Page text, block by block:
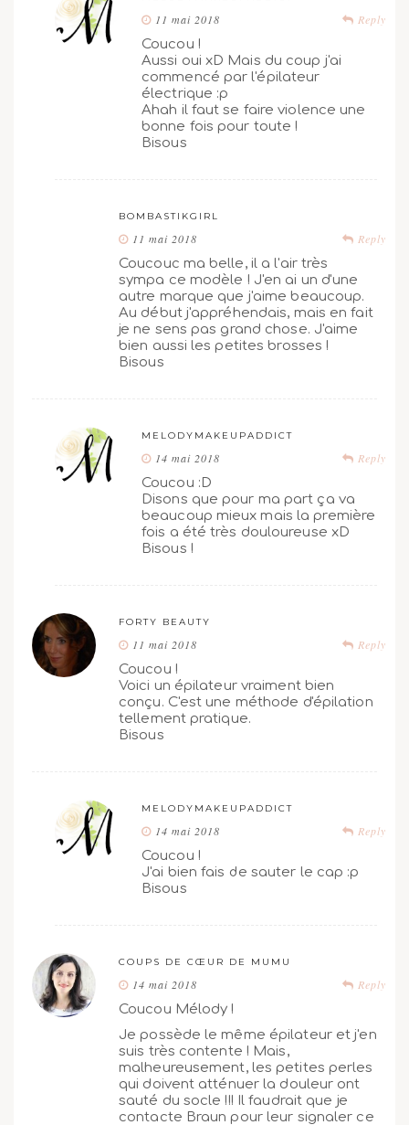
Reply
11 mai 2018
Coucou !
Aussi oui xD Mais du coup j'ai
commencé par l'épilateur
électrique :p
Ahah il faut se faire violence une
bonne fois pour toute !
Bisous
BOMBASTIKGIRL
Reply
11 mai 2018
Coucouc ma belle, il a l'air très
sympa ce modèle ! J'en ai un d'une
autre marque que j'aime beaucoup.
Au début j'appréhendais, mais en fait
je ne sens pas grand chose. J'aime
bien aussi les petites brosses !
Bisous
MELODYMAKEUPADDICT
Reply
14 mai 2018
Coucou :D
Disons que pour ma part ça va
beaucoup mieux mais la première
fois a été très douloureuse xD
Bisous !
FORTY BEAUTY
Reply
11 mai 2018
Coucou !
Voici un épilateur vraiment bien
conçu. C'est une méthode d'épilation
tellement pratique.
Bisous
MELODYMAKEUPADDICT
Reply
14 mai 2018
Coucou !
J'ai bien fais de sauter le cap :p
Bisous
COUPS DE CŒUR DE MUMU
Reply
14 mai 2018
Coucou Mélody !
Je possède le même épilateur et j'en
suis très contente ! Mais,
malheureusement, les petites perles
qui doivent atténuer la douleur ont
sauté du socle !!! Il faudrait que je
contacte Braun pour leur signaler ce